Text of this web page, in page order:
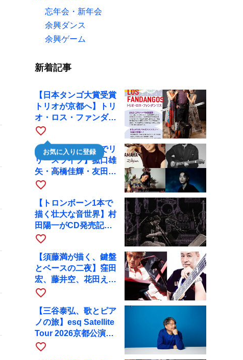
忘年会・新年会
余興ダンス
余興ゲーム
新着記事
【日本タンゴ大賞受賞
トリオが京都へ】トリ
オ・ロス・ファンダン
ゴスが10月9日にRAG
で公演
favorite_border
お気に入りに登録
【川口千里、京都でリ
リースライブ】菰口雄
矢・高橋佳輝・友田ジ
ュンと9月28日にRAG
favorite_border
【トロンボーン1本で
描く壮大な音世界】村
田陽一がCD発売記念
ツアーで9月4日に京
favorite_border
【須藤満が描く、鍵盤
とベースの二夜】窪田
宏、藤井空、花田えみ
と京都RAGで共演
favorite_border
【三谷泰弘、歌とピア
ノの旅】esq Satellite
Tour 2026京都公演を
10月に開催
favorite_border